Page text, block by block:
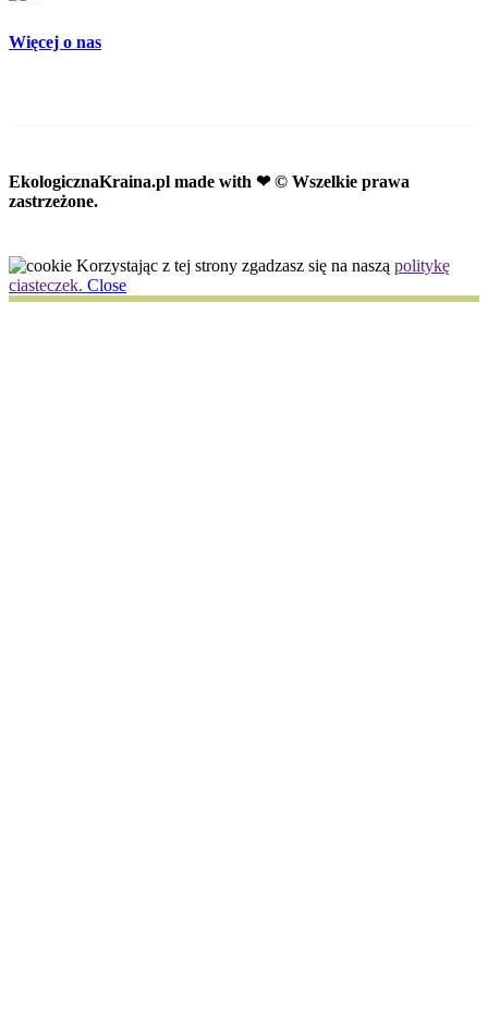
Więcej o nas
EkologicznaKraina.pl made with ❤ © Wszelkie prawa
zastrzeżone.
Korzystając z tej strony zgadzasz się na naszą politykę
ciasteczek. Close